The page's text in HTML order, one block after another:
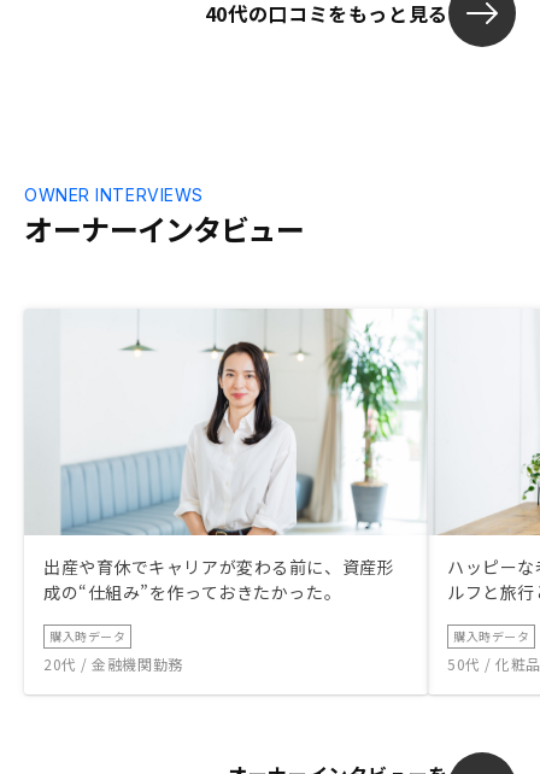
40代の口コミをもっと見る
オーナーインタビュー
OWNER INTERVIEWS
出産や育休でキャリアが変わる前に、資産形
成の“仕組み”を作っておきたかった。
購入時データ
20代 / 金融機関勤務
ハッピー
ルフと旅
購入時データ
50代 / 化粧